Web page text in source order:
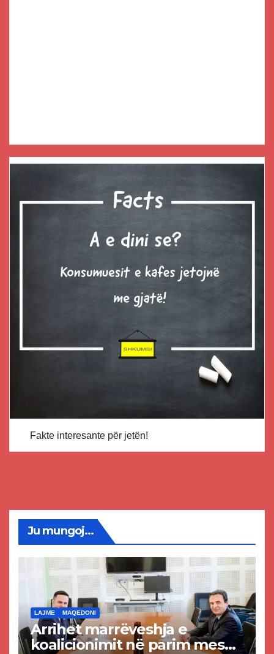
Fakte interesante për jetën!
Ju mungoj...
LAJME MAQEDONI
Arrihet marrëveshja e
koalicionimit në parim mes